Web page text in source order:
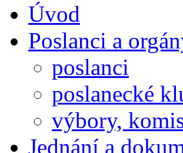
Úvod
Poslanci a
poslanci
poslanecké
výbory,
Jednání a